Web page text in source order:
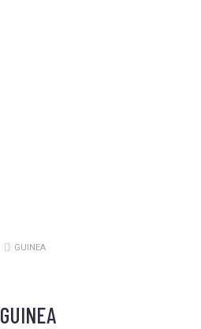
Estás aquí:
GUINEA
GUINEA